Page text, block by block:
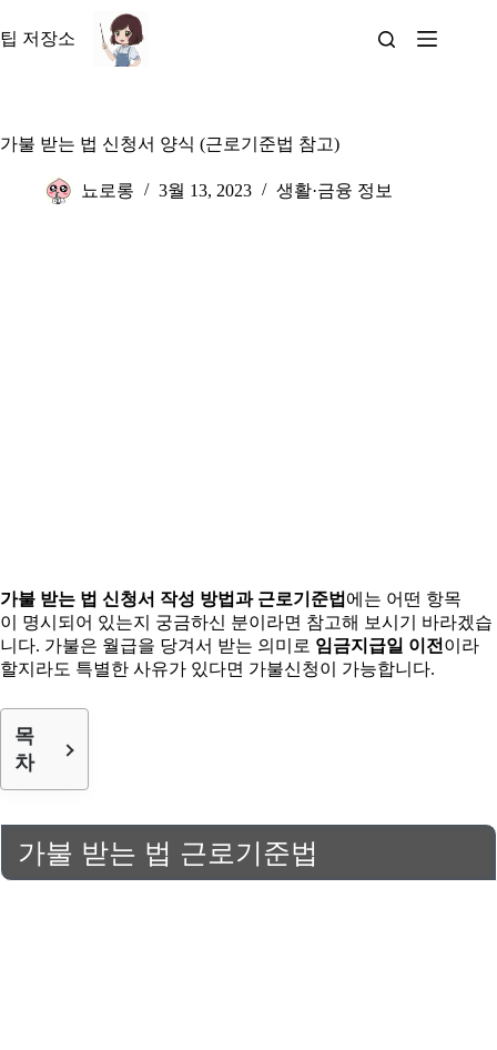
문
뛰
팁 저장소
가불 받는 법 신청서 양식 (근로기준법 참고)
뇨로롱 3월 13, 2023 생활·금융 정보
가불 받는 법 신청서 작성 방법과 근로기준법 에는 어떤 항목
이 명시되어 있는지 궁금하신 분이라면 참고해 보시기 바라겠습
니다. 가불은 월급을 당겨서 받는 의미로 임금지급일 이전 이라
할지라도 특별한 사유가 있다면 가불신청이 가능합니다.
목
차
가불 받는 법 근로기준법